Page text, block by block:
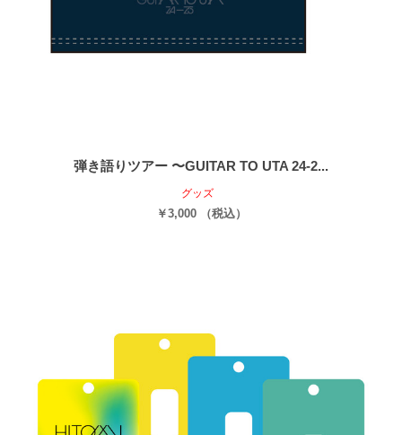
弾き語りツアー 〜GUITAR TO UTA 24-2...
グッズ
￥3,000 （税込）